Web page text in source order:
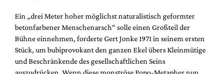
Alle Hefte
Leseproben
Podcast
Ein „drei Meter hoher möglichst naturalistisch geformter
betonfarbener Menschenarsch“ solle einen Großteil der
Bühne einnehmen, forderte Gert Jonke 1971 in seinem ersten
Stück, um bubiprovokant den ganzen Ekel übers Kleinmütige
und Beschränkende des gesellschaftlichen Seins
auszudrücken. Wenn diese monströse Popo-Metapher nun